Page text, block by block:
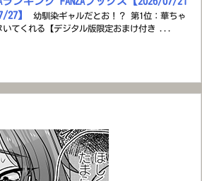
27】
幼馴染ギャルだとお！？ 第1位：華ちゃ
いてくれる【デジタル版限定おまけ付き ...